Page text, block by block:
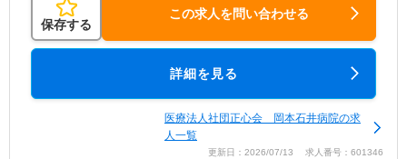
保存する
この求人を問い合わせる
詳細を見る
医療法人社団正心会 岡本石井病院の求
人一覧
更新日：2026/07/13 求人番号：601346